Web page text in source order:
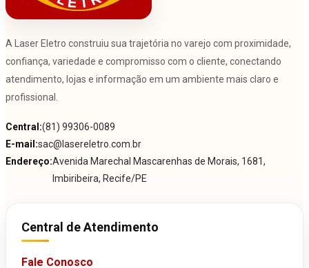
A Laser Eletro construiu sua trajetória no varejo com proximidade,
confiança, variedade e compromisso com o cliente, conectando
atendimento, lojas e informação em um ambiente mais claro e
profissional.
Central:(81) 99306-0089
E-mail:sac@lasereletro.com.br
Endereço:Avenida Marechal Mascarenhas de Morais, 1681,
Imbiribeira, Recife/PE
Central de Atendimento
Fale Conosco